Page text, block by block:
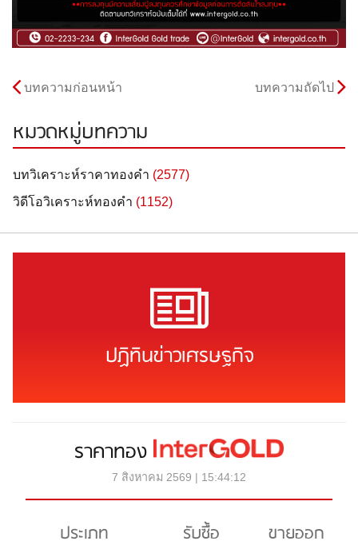
บทความก่อนหน้า บทความถัดไป
หมวดหมู่บทความ
บทวิเคราะห์ราคาทองคำ (2577)
วิดีโอวิเคราะห์ทองคำ (1152)
ปฏิทินข่าวเศรษฐกิจ
ราคาทอง
7 สิงหาคม 2569 | 15:44:12
ประเภท รับซื้อ
ขายออก